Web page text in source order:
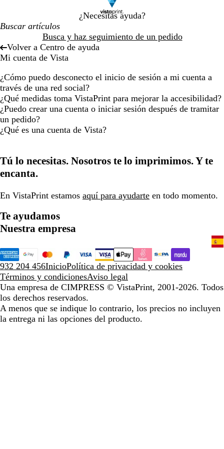
¿Necesitas ayuda?
Busca y haz seguimiento de un pedido
Volver a Centro de ayuda
Mi cuenta de Vista
¿Cómo puedo desconecto el inicio de sesión a mi cuenta a
través de una red social?
¿Qué medidas toma VistaPrint para mejorar la accesibilidad?
¿Puedo crear una cuenta o iniciar sesión después de tramitar
un pedido?
¿Qué es una cuenta de Vista?
Tú lo necesitas. Nosotros te lo imprimimos. Y te
encanta.
En VistaPrint estamos aquí para ayudarte en todo momento.
Te ayudamos
Nuestra empresa
932 204 456InicioPolítica de privacidad y cookies
Términos y condicionesAviso legal
Una empresa de CIMPRESS © VistaPrint, 2001-2026. Todos
los derechos reservados.
A menos que se indique lo contrario, los precios no incluyen
la entrega ni las opciones del producto.